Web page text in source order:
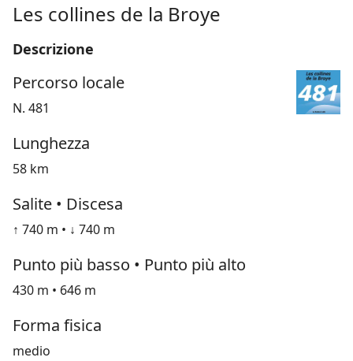
Les collines de la Broye
Descrizione
Percorso locale
N. 481
Lunghezza
58 km
Salite • Discesa
↑ 740 m • ↓ 740 m
Punto più basso • Punto più alto
430 m • 646 m
Forma fisica
medio